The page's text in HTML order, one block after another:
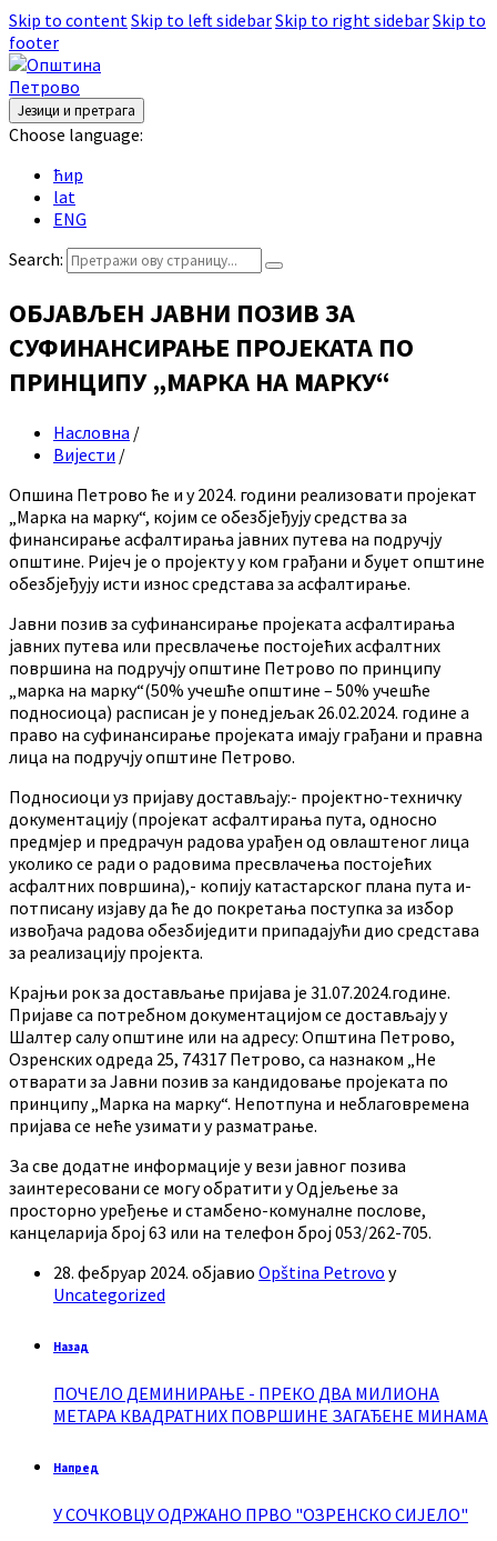
Skip to contentSkip to left sidebarSkip to right sidebarSkip to
footer
Језици и претрага
Choose language:
ћир
lat
ENG
Search:
ОБЈАВЉЕН ЈАВНИ ПОЗИВ ЗА
СУФИНАНСИРАЊЕ ПРОЈЕКАТА ПО
ПРИНЦИПУ „МАРКА НА МАРКУ“
Насловна /
Вијести /
Опшина Петрово ће и у 2024. години реализовати пројекат
„Марка на марку“, којим се обезбјеђују средства за
финансирање асфалтирања јавних путева на подручју
општине. Ријеч је о пројекту у ком грађани и буџет општине
обезбјеђују исти износ средстава за асфалтирање.
Јавни позив за суфинансирање пројеката асфалтирања
јавних путева или пресвлачење постојећих асфалтних
површина на подручју општине Петрово по принципу
„марка на марку“(50% учешће општине – 50% учешће
подносиоца) расписан је у понедјељак 26.02.2024. године а
право на суфинансирање пројеката имају грађани и правна
лица на подручју општине Петрово.
Подносиоци уз пријаву достављају:- пројектно-техничку
документацију (пројекат асфалтирања пута, односно
предмјер и предрачун радова урађен од овлаштеног лица
уколико се ради о радовима пресвлачења постојећих
асфалтних површина),- копију катастарског плана пута и-
потписану изјаву да ће до покретања поступка за избор
извођача радова обезбиједити припадајући дио средстава
за реализацију пројекта.
Крајњи рок за достављање пријава је 31.07.2024.године.
Пријаве са потребном документацијом се достављају у
Шалтер салу општине или на адресу: Општина Петрово,
Озренских одреда 25, 74317 Петрово, са назнаком „Не
отварати за Јавни позив за кандидовање пројеката по
принципу „Марка на марку“. Непотпуна и неблаговремена
пријава се неће узимати у разматрање.
За све додатне информације у вези јавног позива
заинтересовани се могу обратити у Одјељење за
просторно уређење и стамбено-комуналне послове,
канцеларија број 63 или на телефон број 053/262-705.
28. фебруар 2024. објавио Opština Petrovo у
Uncategorized
Назад
ПОЧЕЛО ДЕМИНИРАЊЕ - ПРЕКО ДВА МИЛИОНА
МЕТАРА КВАДРАТНИХ ПОВРШИНЕ ЗАГАЂЕНЕ МИНАМА
Напред
У СОЧКОВЦУ ОДРЖАНО ПРВО "ОЗРЕНСКО СИЈЕЛО"